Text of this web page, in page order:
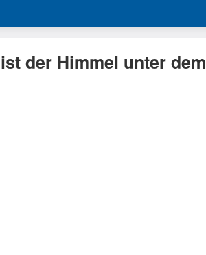
der Himmel unter dem